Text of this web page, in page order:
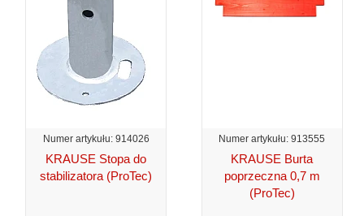
Numer artykułu: 914026
KRAUSE Stopa do
stabilizatora (ProTec)
Numer artykułu: 913555
KRAUSE Burta
poprzeczna 0,7 m
(ProTec)